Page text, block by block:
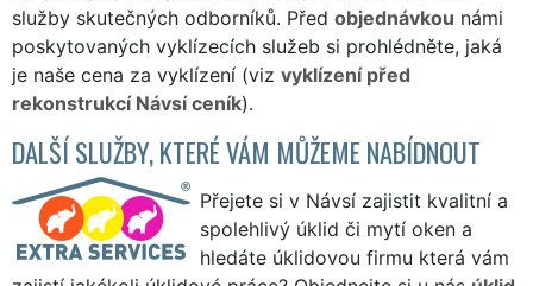
služby skutečných odborníků. Před objednávkou námi
poskytovaných vyklízecích služeb si prohlédněte, jaká
je naše cena za vyklízení (viz vyklízení před
rekonstrukcí Návsí ceník).
DALŠÍ SLUŽBY, KTERÉ VÁM MŮŽEME NABÍDNOUT
Přejete si v Návsí zajistit kvalitní a
spolehlivý úklid či mytí oken a
hledáte úklidovou firmu která vám